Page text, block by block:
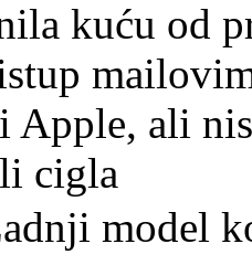
kuću od
Apple, ali
cigla
model